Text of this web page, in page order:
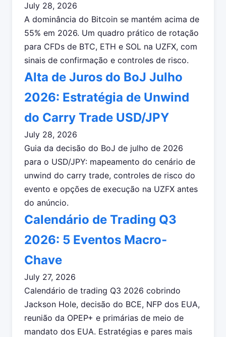
July 28, 2026
A dominância do Bitcoin se mantém acima de
55% em 2026. Um quadro prático de rotação
para CFDs de BTC, ETH e SOL na UZFX, com
sinais de confirmação e controles de risco.
Alta de Juros do BoJ Julho
2026: Estratégia de Unwind
do Carry Trade USD/JPY
July 28, 2026
Guia da decisão do BoJ de julho de 2026
para o USD/JPY: mapeamento do cenário de
unwind do carry trade, controles de risco do
evento e opções de execução na UZFX antes
do anúncio.
Calendário de Trading Q3
2026: 5 Eventos Macro-
Chave
July 27, 2026
Calendário de trading Q3 2026 cobrindo
Jackson Hole, decisão do BCE, NFP dos EUA,
reunião da OPEP+ e primárias de meio de
mandato dos EUA. Estratégias e pares mais